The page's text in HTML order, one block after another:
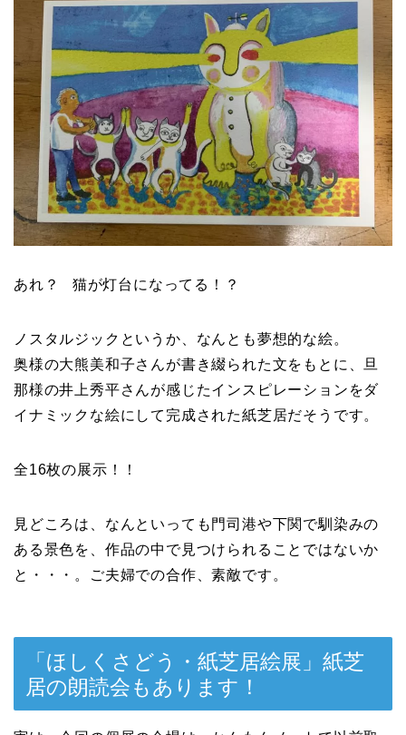
あれ？ 猫が灯台になってる！？
ノスタルジックというか、なんとも夢想的な絵。
奥様の大熊美和子さんが書き綴られた文をもとに、旦
那様の井上秀平さんが感じたインスピレーションをダ
イナミックな絵にして完成された紙芝居だそうです。
全16枚の展示！！
見どころは、なんといっても門司港や下関で馴染みの
ある景色を、作品の中で見つけられることではないか
と・・・。ご夫婦での合作、素敵です。
「ほしくさどう・紙芝居絵展」紙芝
居の朗読会もあります！